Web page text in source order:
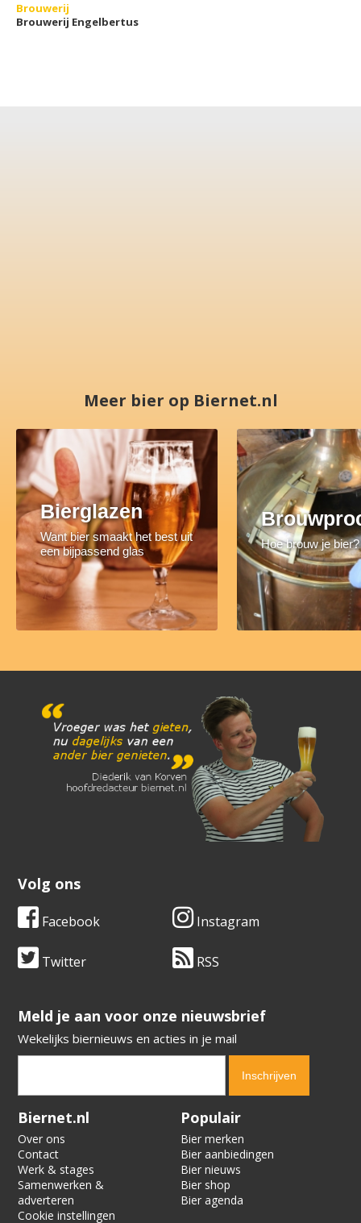
Brouwerij
Brouwerij Engelbertus
Meer bier op Biernet.nl
Bierglazen
Want bier smaakt het best uit
een bijpassend glas
Hoe brouw je bier?
Volg ons
Facebook Instagram
Twitter RSS
​​​​​​​Meld je aan voor onze nieuwsbrief
Wekelijks biernieuws en acties in je mail
Verification code:
Biernet.nl
Over ons
Contact
Werk & stages
Samenwerken &
adverteren
Cookie instellingen
Populair
Bier merken
Bier aanbiedingen
Bier nieuws
Bier shop
Bier agenda